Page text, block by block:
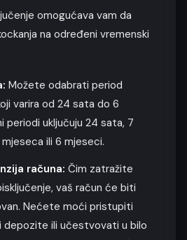
omogućava vam da
na određeni vremenski
Možete odabrati period
varira od 24 sata do 6
periodi uključuju 24 sata, 7
ili 6 mjeseci.
računa: Čim zatražite
vaš račun će biti
Nećete moći pristupiti
depozite ili učestvovati u bilo